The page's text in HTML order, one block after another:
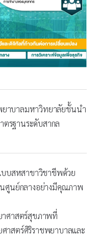
ยาบาลมหาวิทยาลัยชั้นนำ
รฐานระดับสากล
บบสหสาขาวิชาชีพด้วย
ศูนย์กลางอย่างมีคุณภาพ
าศาสตร์สุขภาพที่
สตร์ศิริราชพยาบาลและ